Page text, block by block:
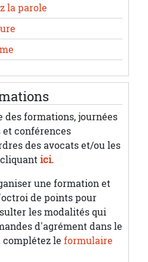
la parole
des formations, journées
conférences
des avocats et/ou les
ici.
une formation et
de points pour
les modalités qui
d'agrément dans le
complétez le formulaire